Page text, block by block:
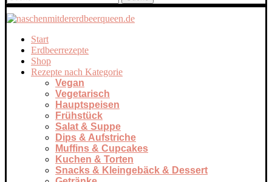
Start
Erdbeerrezepte
Shop
Rezepte nach Kategorie
Vegan
Vegetarisch
Hauptspeisen
Frühstück
Salat & Suppe
Dips & Aufstriche
Muffins & Cupcakes
Kuchen & Torten
Snacks & Kleingebäck & Dessert